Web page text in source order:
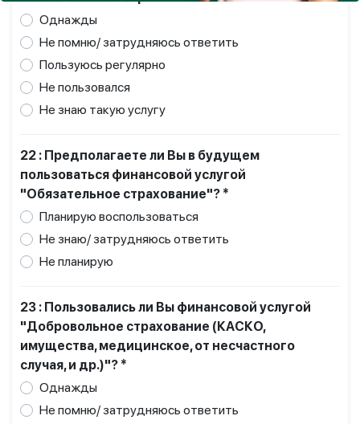
Однажды
Не помню/ затрудняюсь ответить
Пользуюсь регулярно
Не пользовался
Не знаю такую услугу
22 : Предполагаете ли Вы в будущем
пользоваться финансовой услугой
"Обязательное страхование"? *
Планирую воспользоваться
Не знаю/ затрудняюсь ответить
Не планирую
23 : Пользовались ли Вы финансовой услугой
"Добровольное страхование (КАСКО,
имущества, медицинское, от несчастного
случая, и др.)"? *
Однажды
Не помню/ затрудняюсь ответить